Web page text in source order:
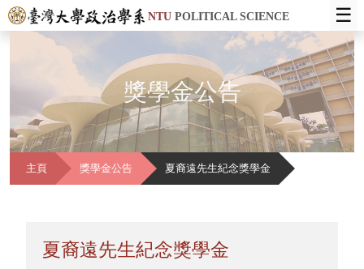
NTUPOLITICAL SCIENCE ☰
獎學金公告
主頁 獎學金公告 夏裔遠先生紀念獎學金
夏裔遠先生紀念獎學金